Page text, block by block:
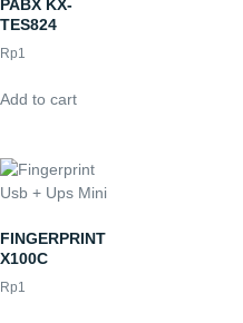
PABX KX-
TES824
Rp1
Add to cart
FINGERPRINT
X100C
Rp1